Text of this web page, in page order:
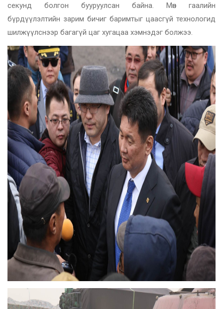
секунд болгон бууруулсан байна. Мөн гаалийн
бүрдүүлэлтийн зарим бичиг баримтыг цаасгүй технологид
шилжүүлснээр багагүй цаг хугацаа хэмнэдэг болжээ.